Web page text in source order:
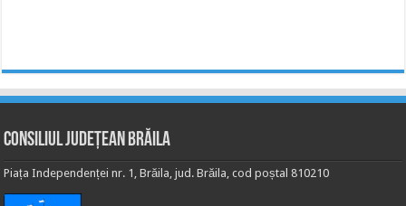
Consiliul Județean Brăila
Piața Independenței nr. 1, Brăila, jud. Brăila, cod poștal 810210